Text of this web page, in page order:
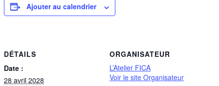
Ajouter au calendrier
DÉTAILS
Date :
28 avril 2028
ORGANISATEUR
L’Atelier FICA
Voir le site Organisateur